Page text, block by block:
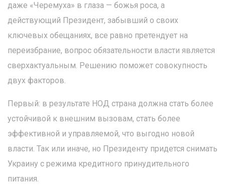
даже «Черемуха» в глаза — божья роса, а
действующий Президент, забывший о своих
ключевых обещаниях, все равно претендует на
переизбрание, вопрос обязательности власти является
сверхактуальным. Решению поможет совокупность
двух факторов.
Первый: в результате НОД страна должна стать более
устойчивой к внешним вызовам, стать более
эффективной и управляемой, что выгодно новой
власти. Так или иначе, но Президенту придется снимать
Украину с режима кредитного принудительного
питания.